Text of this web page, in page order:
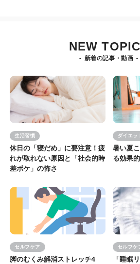
NEW
新着の記事・動画
生活習慣
休日の「寝だめ」に要注意！疲
れが取れない原因と「社会的時
差ボケ」の怖さ
ダイエッ
暑い夏
る効果
セルフケア
脚のむくみ解消ストレッチ4
セルフケ
「睡眠